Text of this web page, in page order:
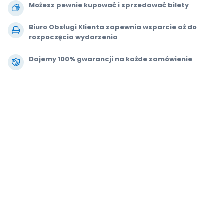
Możesz pewnie kupować i sprzedawać bilety
Biuro Obsługi Klienta zapewnia wsparcie aż do
rozpoczęcia wydarzenia
Dajemy 100% gwarancji na każde zamówienie